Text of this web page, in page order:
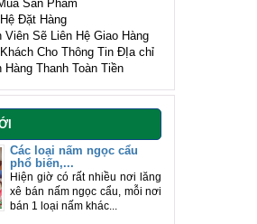
Sản Phẩm
Đặt Hàng
Viên Sẽ Liên Hệ Giao Hàng
Cho Thông Tin ĐỊa chỉ
Hàng Thanh Toàn Tiền
Các loại nấm ngọc cẩu
phổ biến,...
Hiện giờ có rất nhiều nơi lăng
xê bán nấm ngọc cẩu, mỗi nơi
bán 1 loại nấm khác...